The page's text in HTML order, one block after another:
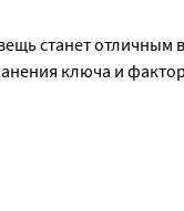
станет отличным
ключа и